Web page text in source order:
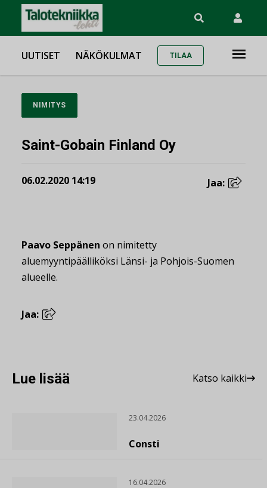
UUTISET NÄKÖKULMAT TILAA
NIMITYS
Saint-Gobain Finland Oy
06.02.2020 14:19 Jaa:
Paavo Seppänen on nimitetty
aluemyyntipäälliköksi Länsi- ja Pohjois-Suomen
alueelle.
Jaa:
Lue lisää Katso kaikki
23.04.2026
Consti
16.04.2026